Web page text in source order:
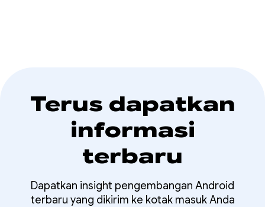
Terus dapatkan
informasi
terbaru
Dapatkan insight pengembangan Android
terbaru yang dikirim ke kotak masuk Anda